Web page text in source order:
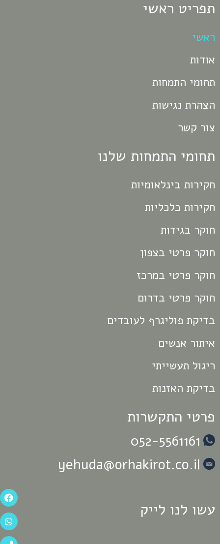
תפריט ראשי
ראשי
אודות
תחומי התמחות
הצהרת נגישות
צור קשר
תחומי התמחות שלנו
חקירות בינלאומיות
חקירות כלכליות
חוקר בגידות
חוקר פרטי בצפון
חוקר פרטי במרכז
חוקר פרטי בדרום
בדיקת פוליגרף לעובדים
איתור אנשים
ריגול תעשייתי
בדיקת האזנות
פרטי התקשרות
052-5561161
yehuda@orhakirot.co.il
עשו לנו לייק